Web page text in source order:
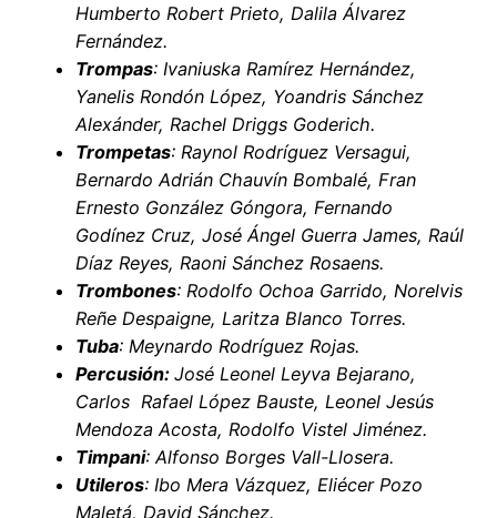
Humberto Robert Prieto, Dalila Álvarez
Fernández.
Trompas: Ivaniuska Ramírez Hernández,
Yanelis Rondón López, Yoandris Sánchez
Alexánder, Rachel Driggs Goderich.
Trompetas: Raynol Rodríguez Versagui,
Bernardo Adrián Chauvín Bombalé, Fran
Ernesto González Góngora, Fernando
Godínez Cruz, José Ángel Guerra James, Raúl
Díaz Reyes, Raoni Sánchez Rosaens.
Trombones: Rodolfo Ochoa Garrido, Norelvis
Reñe Despaigne, Laritza Blanco Torres.
Tuba: Meynardo Rodríguez Rojas.
Percusión: José Leonel Leyva Bejarano,
Carlos Rafael López Bauste, Leonel Jesús
Mendoza Acosta, Rodolfo Vistel Jiménez.
Timpani: Alfonso Borges Vall-Llosera.
Utileros: Ibo Mera Vázquez, Eliécer Pozo
Maletá, David Sánchez.